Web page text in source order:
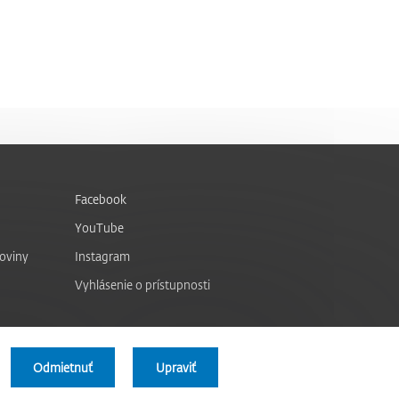
Odmietnuť Upraviť
Facebook
YouTube
Instagram
Vyhlásenie o prístupnosti